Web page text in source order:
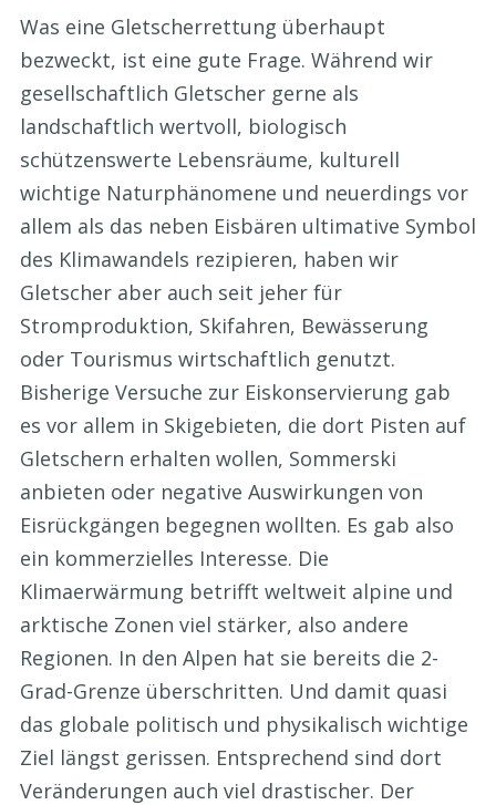
Was eine Gletscherrettung überhaupt
bezweckt, ist eine gute Frage. Während wir
gesellschaftlich Gletscher gerne als
landschaftlich wertvoll, biologisch
schützenswerte Lebensräume, kulturell
wichtige Naturphänomene und neuerdings vor
allem als das neben Eisbären ultimative Symbol
des Klimawandels rezipieren, haben wir
Gletscher aber auch seit jeher für
Stromproduktion, Skifahren, Bewässerung
oder Tourismus wirtschaftlich genutzt.
Bisherige Versuche zur Eiskonservierung gab
es vor allem in Skigebieten, die dort Pisten auf
Gletschern erhalten wollen, Sommerski
anbieten oder negative Auswirkungen von
Eisrückgängen begegnen wollten. Es gab also
ein kommerzielles Interesse. Die
Klimaerwärmung betrifft weltweit alpine und
arktische Zonen viel stärker, also andere
Regionen. In den Alpen hat sie bereits die 2-
Grad-Grenze überschritten. Und damit quasi
das globale politisch und physikalisch wichtige
Ziel längst gerissen. Entsprechend sind dort
Veränderungen auch viel drastischer. Der